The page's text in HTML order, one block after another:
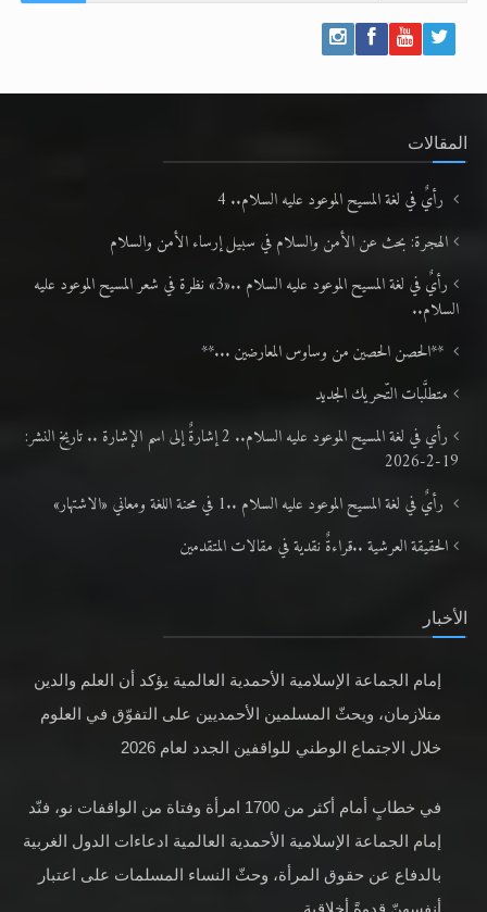
المقالات
رأيٌ في لغة المسيح الموعود عليه السلام.. 4
الهجرة: بحث عن الأمن والسلام في سبيل إرساء الأمن والسلام
رأيٌ في لغة المسيح الموعود عليه السلام ..«3» نظرة في شعر المسيح الموعود عليه
السلام..
**الحصن الحصين من وساوس المعارضين ...**
متطلَّبات التّحريك الجديد
رأي في لغة المسيح الموعود عليه السلام.. 2 إشارةٌ إلى اسم الإشارة .. تاريخ النشر:
19-2-2026
رأيٌ في لغة المسيح الموعود عليه السلام ..1 في محنة اللغة ومعاني «الاشتهار»
الحقيقة العرشية ..قراءةٌ نقدية في مقالات المتقدمين
الأخبار
إمام الجماعة الإسلامية الأحمدية العالمية يؤكد أن العلم والدين
متلازمان، ويحثّ المسلمين الأحمديين على التفوّق في العلوم
خلال الاجتماع الوطني للواقفين الجدد لعام 2026
في خطابٍ أمام أكثر من 1700 امرأة وفتاة من الواقفات نو، فنّد
إمام الجماعة الإسلامية الأحمدية العالمية ادعاءات الدول الغربية
بالدفاع عن حقوق المرأة، وحثّ النساء المسلمات على اعتبار
أنفسهنّ قدوةً أخلاقية.